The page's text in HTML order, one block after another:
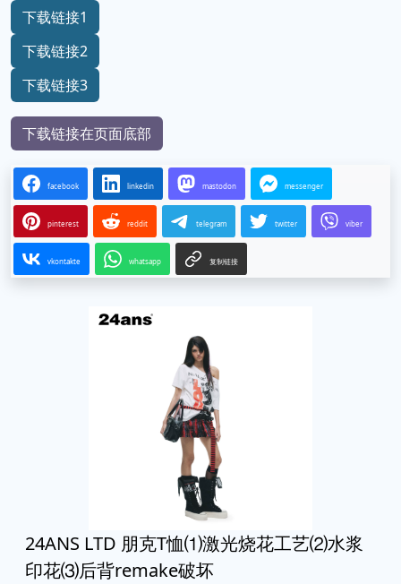
下载链接1
下载链接2
下载链接3
下载链接在页面底部
facebook linkedin mastodon messenger
pinterest reddit telegram twitter viber
vkontakte whatsapp 复制链接
24ANS LTD 朋克T恤⑴激光烧花工艺⑵水浆
印花⑶后背remake破坏